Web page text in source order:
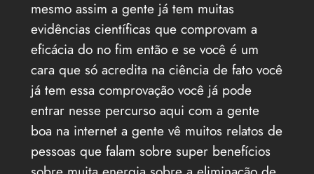
mesmo assim a gente já tem muitas
evidências científicas que comprovam a
eficácia do no fim então e se você é um
cara que só acredita na ciência de fato você
já tem essa comprovação você já pode
entrar nesse percurso aqui com a gente
boa na internet a gente vê muitos relatos de
pessoas que falam sobre super benefícios